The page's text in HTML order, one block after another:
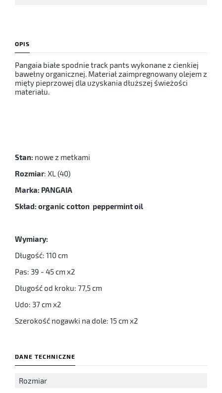
OPIS
Pangaia białe spodnie track pants wykonane z cienkiej
bawełny organicznej. Materiał zaimpregnowany olejem z
mięty pieprzowej dla uzyskania dłuższej świeżości
materiału.
Stan: nowe z metkami
Rozmiar: XL (40)
Marka: PANGAIA
Skład: organic cotton peppermint oil
Wymiary:
Długość: 110 cm
Pas: 39 - 45 cm x2
Długość od kroku: 77,5 cm
Udo: 37 cm x2
Szerokość nogawki na dole: 15 cm x2
DANE TECHNICZNE
Rozmiar